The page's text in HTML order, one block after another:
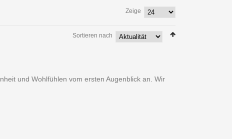
Zeige
Sortieren nach
und Wohlfühlen vom ersten Augenblick an. Wir